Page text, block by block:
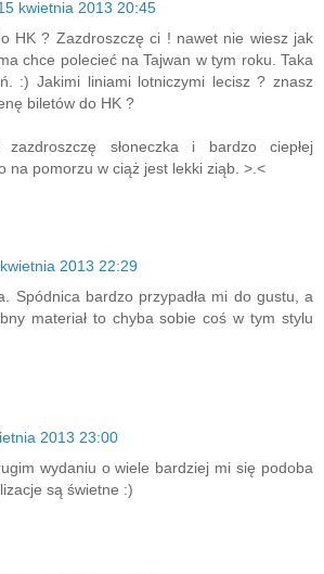
kwietnia 2013 20:45
HK ? Zazdroszczę ci ! nawet nie wiesz jak
chce polecieć na Tajwan w tym roku. Taka
:) Jakimi liniami lotniczymi lecisz ? znasz
biletów do HK ?
słoneczka i bardzo ciepłej
na pomorzu w ciąż jest lekki ziąb. >.<
2013 22:29
Spódnica bardzo przypadła mi do gustu, a
materiał to chyba sobie coś w tym stylu
2013 23:00
wydaniu o wiele bardziej mi się podoba
są świetne :)